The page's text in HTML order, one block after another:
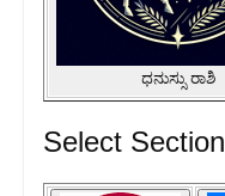
ಧನುಸ್ಸು ರಾಶಿ
Select Section